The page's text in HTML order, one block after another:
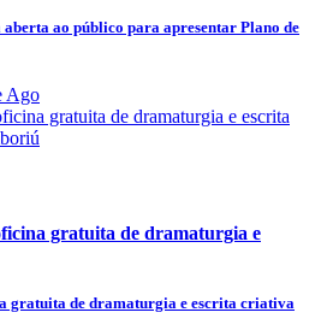
ao público para apresentar Plano de
Ago
gratuita de dramaturgia e
gratuita de dramaturgia e escrita criativa